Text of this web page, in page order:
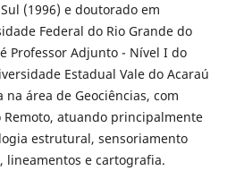
(1996) e doutorado em
Federal do Rio Grande do
Professor Adjunto - Nível I do
Estadual Vale do Acaraú
na área de Geociências, com
Remoto, atuando principalmente
estrutural, sensoriamento
lineamentos e cartografia.